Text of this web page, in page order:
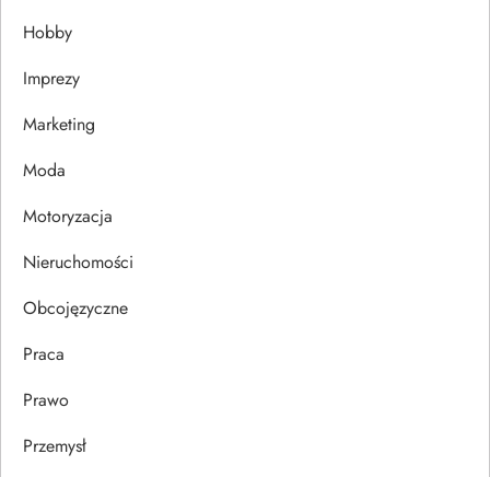
a
w
p
u
Hobby
Imprezy
Marketing
Moda
Motoryzacja
Nieruchomości
Obcojęzyczne
Praca
Prawo
Przemysł